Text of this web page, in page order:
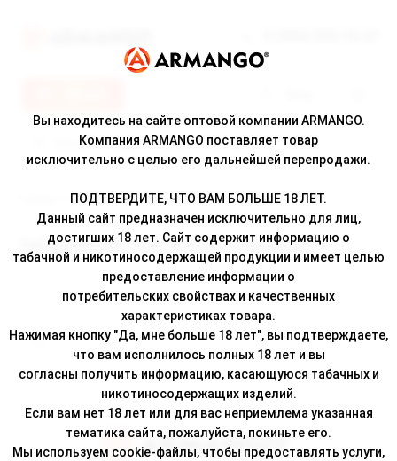
Каталог / Табак BRUSKO 125г
Табак BRUSKO 125г оптом - страница 0
0
Вы находитесь на сайте оптовой компании ARMANGO.
Компания ARMANGO поставляет товар
исключительно с целью его дальнейшей перепродажи.
ПОДТВЕРДИТЕ, ЧТО ВАМ БОЛЬШЕ 18 ЛЕТ.
Данный сайт предназначен исключительно для лиц,
достигших 18 лет. Сайт содержит информацию о
табачной и никотиносодержащей продукции и имеет целью
предоставление информации о
потребительских свойствах и качественных
характеристиках товара.
Нажимая кнопку "Да, мне больше 18 лет", вы подтверждаете,
что вам исполнилось полных 18 лет и вы
согласны получить информацию, касающуюся табачных и
никотиносодержащих изделий.
Если вам нет 18 лет или для вас неприемлема указанная
тематика сайта, пожалуйста, покиньте его.
Мы используем cookie-файлы, чтобы предоставлять услуги,